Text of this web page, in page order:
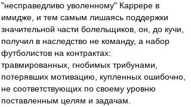
"несправедливо уволенному" Каррере в
имидже, и тем самым лишаясь поддержки
значительной части болельщиков, он, до кучи,
получил в наследство не команду, а набор
футболистов на контрактах:
травмированных, гнобимых трибунами,
потерявших мотивацию, купленных ошибочно,
не соответствующих по своему уровню
поставленным целям и задачам.